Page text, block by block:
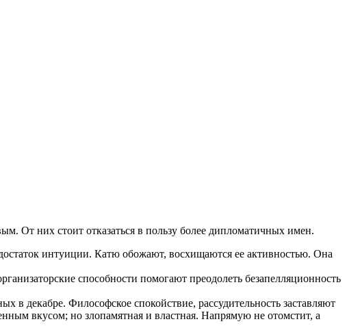
От них стоит отказаться в пользу более дипломатичных имен.
интуиции. Катю обожают, восхищаются ее активностью. Она
способности помогают преодолеть безапелляционность
декабре. Философское спокойствие, рассудительность заставляют
вкусом; но злопамятная и властная. Напрямую не отомстит, а